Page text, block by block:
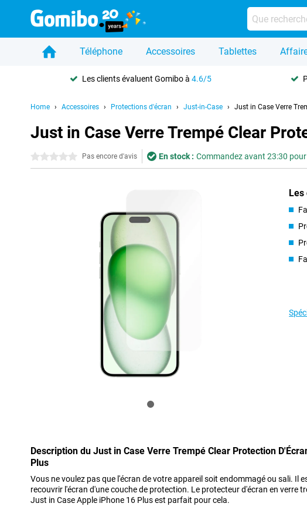
Téléphone Accessoires Tablettes
Les clients évaluent Gomibo à4.6/5
Home Accessoires Protections d'écran Just-in-Case Just in Case Verre
Just in Case Verre Trempé Clear
0 étoiles Pas encore d'avis En stock : Commandez avant 23:30
Les
Description du Just in Case Verre Trempé Clear Protection
Plus
Vous ne voulez pas que l'écran de votre appareil soit endommagé ou sali. Il
recouvrir l'écran d'une couche de protection. Le protecteur d'écran en verre
Just in Case Apple iPhone 16 Plus est parfait pour cela.